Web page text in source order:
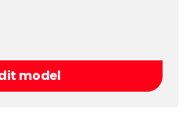
model